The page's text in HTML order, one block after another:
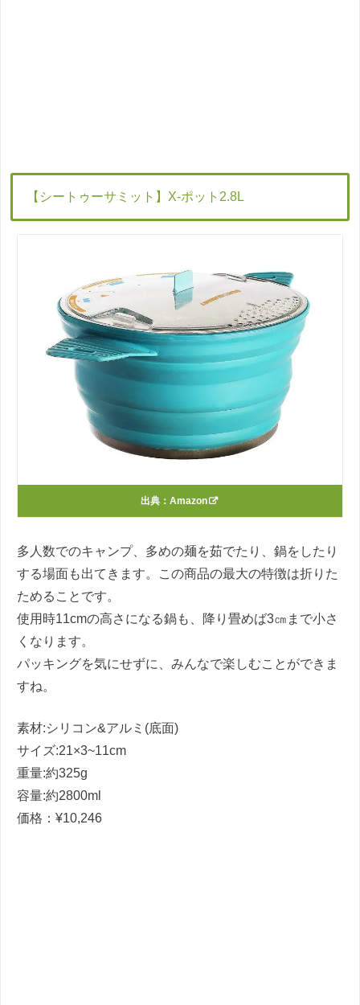
【シートゥーサミット】 X-ポット 2.8L
出典： Amazon
多人数でのキャンプ、多めの麺を茹でたり、鍋をしたり
する場面も出てきます。この商品の最大の特徴は折りた
ためることです。
使用時11cmの高さになる鍋も、降り畳めば3㎝まで小さ
くなります。
パッキングを気にせずに、みんなで楽しむことができま
すね。
素材:シリコン&アルミ (底面)
サイズ:21×3~11cm
重量:約325g
容量:約2800ml
価格： ¥10,246